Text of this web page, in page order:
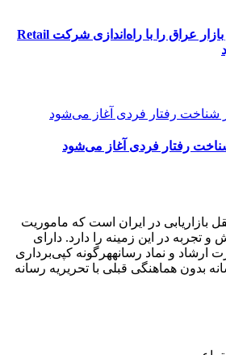
طرح ایده فعالیت خود در بازار عراق را با راه‌اندازی شرکت Retail
رفتار فردی آغاز می‌شود
بازاریابی در ایران است که ماموریت
و تجربه در این زمینه را دارد. دارای
ارشاد و نماد رسانههرگونه کپی‌برداری
بدون هماهنگی قبلی با تحریریه رسانه